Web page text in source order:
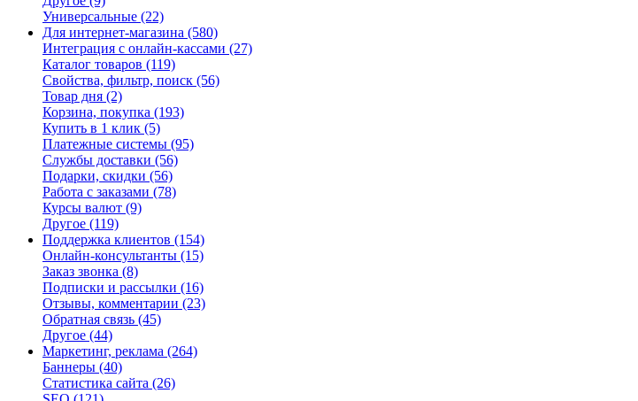
Универсальные (22)
Для интернет-магазина (580)
Интеграция с онлайн-кассами (27)
Каталог товаров (119)
Свойства, фильтр, поиск (56)
Товар дня (2)
Корзина, покупка (193)
Купить в 1 клик (5)
Платежные системы (95)
Службы доставки (56)
Подарки, скидки (56)
Работа с заказами (78)
Курсы валют (9)
Другое (119)
Поддержка клиентов (154)
Онлайн-консультанты (15)
Заказ звонка (8)
Подписки и рассылки (16)
Отзывы, комментарии (23)
Обратная связь (45)
Другое (44)
Маркетинг, реклама (264)
Баннеры (40)
Статистика сайта (26)